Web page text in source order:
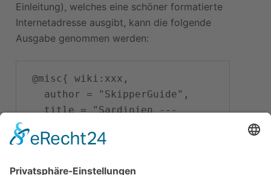
Einleitung), welches eine schöner formatierte
Internetadresse ausgibt, kann die folgende
Ausgabe genommen werden:
   title = "Sardinien ---
SkipperGuide{,} ",
   year = "2026",